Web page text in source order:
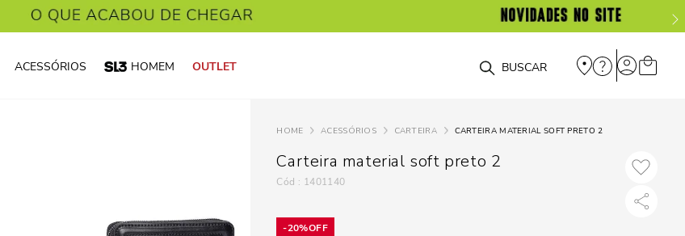
ACESSÓRIOS HOMEM OUTLET O que você está procurando?
ACESSÓRIOS CARTEIRA CARTEIRA MATERIAL SOFT PRETO 2
Carteira material soft preto 2
: 1401140
20%